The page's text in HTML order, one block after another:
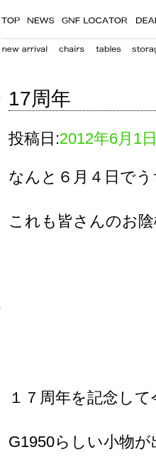
17周年
投稿日:2012年6月1
なんと６月４日で
これも皆さんのお
１７周年を記念し
G1950らしい小物